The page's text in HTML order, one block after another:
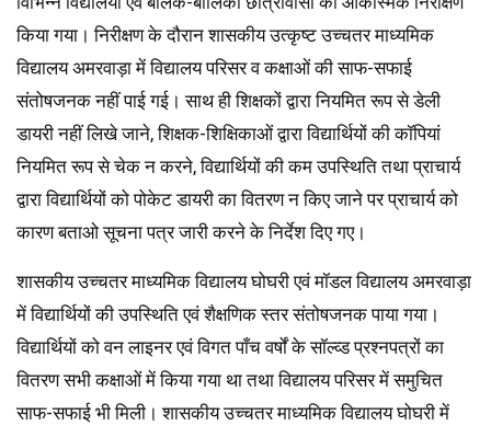
किया गया। निरीक्षण के दौरान शासकीय उत्कृष्ट उच्चतर माध्यमिक
विद्यालय अमरवाड़ा में विद्यालय परिसर व कक्षाओं की साफ-सफाई
संतोषजनक नहीं पाई गई। साथ ही शिक्षकों द्वारा नियमित रूप से डेली
डायरी नहीं लिखे जाने, शिक्षक-शिक्षिकाओं द्वारा विद्यार्थियों की कॉपियां
नियमित रूप से चेक न करने, विद्यार्थियों की कम उपस्थिति तथा प्राचार्य
द्वारा विद्यार्थियों को पोकेट डायरी का वितरण न किए जाने पर प्राचार्य को
कारण बताओ सूचना पत्र जारी करने के निर्देश दिए गए।
शासकीय उच्चतर माध्यमिक विद्यालय घोघरी एवं मॉडल विद्यालय अमरवाड़ा
में विद्यार्थियों की उपस्थिति एवं शैक्षणिक स्तर संतोषजनक पाया गया।
विद्यार्थियों को वन लाइनर एवं विगत पाँच वर्षों के सॉल्व्ड प्रश्नपत्रों का
वितरण सभी कक्षाओं में किया गया था तथा विद्यालय परिसर में समुचित
साफ-सफाई भी मिली। शासकीय उच्चतर माध्यमिक विद्यालय घोघरी में